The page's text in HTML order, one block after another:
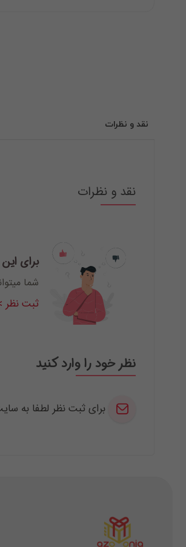
نقد و نظرات
نقد و نظرات
برای
شما
ثبت نظر
نظر خود را وارد کنید
برای ثبت نظر لطفا به